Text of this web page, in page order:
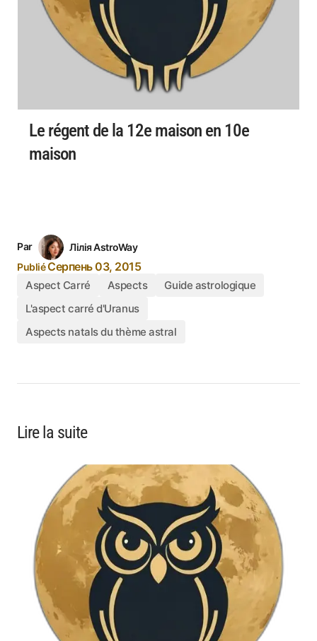
Le régent de la 12e maison en 10e
maison
Par
Лілія AstroWay
PubliéСерпень 03, 2015
Aspect Carré Aspects
Guide astrologique
L'aspect carré d'Uranus
Aspects natals du thème astral
Lire la suite